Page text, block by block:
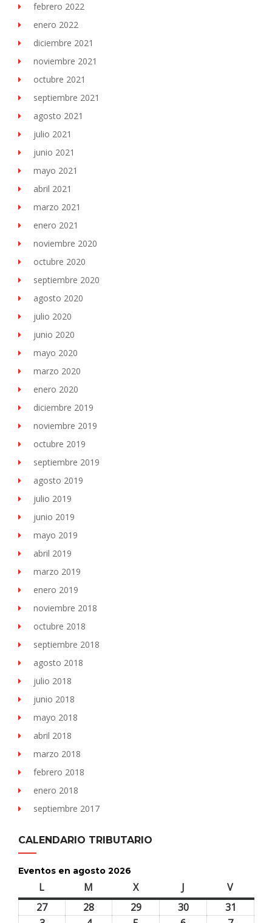
febrero 2022
enero 2022
diciembre 2021
noviembre 2021
octubre 2021
septiembre 2021
agosto 2021
julio 2021
junio 2021
mayo 2021
abril 2021
marzo 2021
enero 2021
noviembre 2020
octubre 2020
septiembre 2020
agosto 2020
julio 2020
junio 2020
mayo 2020
marzo 2020
enero 2020
diciembre 2019
noviembre 2019
octubre 2019
septiembre 2019
agosto 2019
julio 2019
junio 2019
mayo 2019
abril 2019
marzo 2019
enero 2019
noviembre 2018
octubre 2018
septiembre 2018
agosto 2018
julio 2018
junio 2018
mayo 2018
abril 2018
marzo 2018
febrero 2018
enero 2018
septiembre 2017
CALENDARIO TRIBUTARIO
Eventos en agosto 2026
L M Xmiércoles J Vviernes
2727
28 2929
3030
31